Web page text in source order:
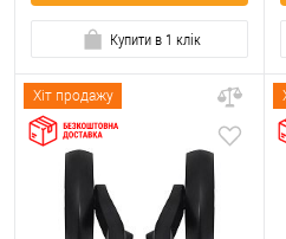
Купити в 1 клік
Хіт продажу